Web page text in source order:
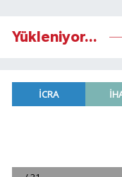
Yükleniyor...